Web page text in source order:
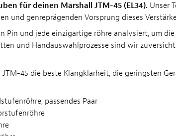
für deinen Marshall JTM-45 (EL34).Unser
und genreprägenden Vorsprung dieses
Pin und jede einzigartige röhre analysiert, um
und Handauswahlprozesse sind wir
45 die beste Klangklarheit, die geringsten
passendes Paar